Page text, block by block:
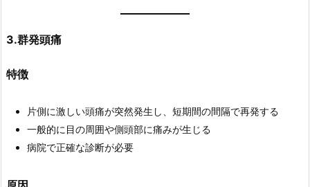
3.群発頭痛
特徴
片側に激しい頭痛が突然発生し、短期間の間隔で再発する
一般的に目の周囲や側頭部に痛みが生じる
病院で正確な診断が必要